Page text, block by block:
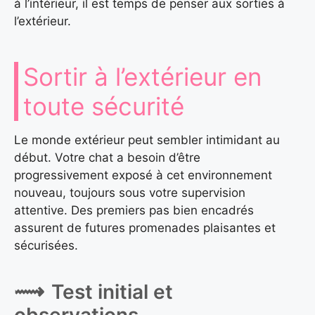
à l’intérieur, il est temps de penser aux sorties à
l’extérieur.
Sortir à l’extérieur en
toute sécurité
Le monde extérieur peut sembler intimidant au
début. Votre chat a besoin d’être
progressivement exposé à cet environnement
nouveau, toujours sous votre supervision
attentive. Des premiers pas bien encadrés
assurent de futures promenades plaisantes et
sécurisées.
Test initial et